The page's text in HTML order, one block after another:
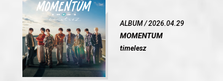
ALBUM / 2026.04.29
MOMENTUM
timelesz